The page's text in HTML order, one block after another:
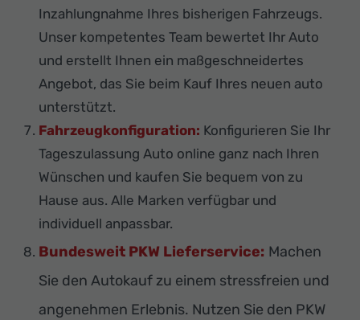
Inzahlungnahme Ihres bisherigen Fahrzeugs.
Unser kompetentes Team bewertet Ihr Auto
und erstellt Ihnen ein maßgeschneidertes
Angebot, das Sie beim Kauf Ihres neuen auto
unterstützt.
Fahrzeugkonfiguration: Konfigurieren Sie Ihr
Tageszulassung Auto online ganz nach Ihren
Wünschen und kaufen Sie bequem von zu
Hause aus. Alle Marken verfügbar und
individuell anpassbar.
Bundesweit PKW Lieferservice: Machen
Sie den Autokauf zu einem stressfreien und
angenehmen Erlebnis. Nutzen Sie den PKW